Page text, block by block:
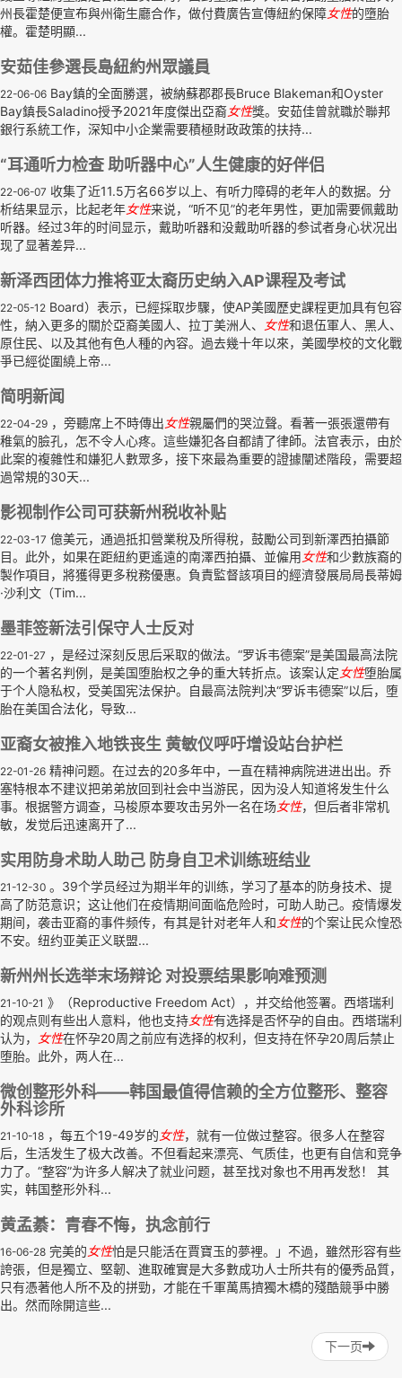
州長霍楚便宣布與州衛生廳合作，做付費廣告宣傳紐約保障女性的墮胎
權。霍楚明顯...
安茹佳參選長島紐約州眾議員
22-06-06 Bay鎮的全面勝選，被納蘇郡郡長Bruce Blakeman和Oyster
Bay鎮長Saladino授予2021年度傑出亞裔女性獎。安茹佳曾就職於聯邦
銀行系統工作，深知中小企業需要積極財政政策的扶持...
“耳通听力检查 助听器中心”人生健康的好伴侣
22-06-07 收集了近11.5万名66岁以上、有听力障碍的老年人的数据。分
析结果显示，比起老年女性来说，“听不见”的老年男性，更加需要佩戴助
听器。经过3年的时间显示，戴助听器和没戴助听器的参试者身心状况出
现了显著差异...
新泽西团体力推将亚太裔历史纳入AP课程及考试
22-05-12 Board）表示，已經採取步驟，使AP美國歷史課程更加具有包容
性，納入更多的關於亞裔美國人、拉丁美洲人、
女性和退伍軍人、黑人、
原住民、以及其他有色人種的內容。過去幾十年以來，美國學校的文化戰
爭已經從圍繞上帝...
简明新闻
22-04-29 ，旁聽席上不時傳出女性親屬們的哭泣聲。看著一張張還帶有
稚氣的臉孔，怎不令人心疼。這些嫌犯各自都請了律師。法官表示，由於
此案的複雜性和嫌犯人數眾多，接下來最為重要的證據闡述階段，需要超
過常規的30天...
影视制作公司可获新州税收补贴
22-03-17 億美元，通過抵扣營業稅及所得稅，鼓勵公司到新澤西拍攝節
目。此外，如果在距紐約更遙遠的南澤西拍攝、並僱用女性和少數族裔的
製作項目，將獲得更多稅務優惠。負責監督該項目的經濟發展局局長蒂姆
·沙利文（Tim...
墨菲签新法引保守人士反对
22-01-27 ，是经过深刻反思后采取的做法。“罗诉韦德案”是美国最高法院
的一个著名判例，是美国堕胎权之争的重大转折点。该案认定女性堕胎属
于个人隐私权，受美国宪法保护。自最高法院判决“罗诉韦德案”以后，堕
胎在美国合法化，导致...
亚裔女被推入地铁丧生 黄敏仪呼吁增设站台护栏
22-01-26 精神问题。在过去的20多年中，一直在精神病院进进出出。乔
塞特根本不建议把弟弟放回到社会中当游民，因为没人知道将发生什么
事。根据警方调查，马梭原本要攻击另外一名在场女性，但后者非常机
敏，发觉后迅速离开了...
实用防身术助人助己 防身自卫术训练班结业
21-12-30 。39个学员经过为期半年的训练，学习了基本的防身技术、提
高了防范意识；这让他们在疫情期间面临危险时，可助人助己。疫情爆发
期间，袭击亚裔的事件频传，有其是针对老年人和女性的个案让民众惶恐
不安。纽约亚美正义联盟...
新州州长选举末场辩论 对投票结果影响难预测
21-10-21 》（Reproductive Freedom Act），并交给他签署。西塔瑞利
的观点则有些出人意料，他也支持女性有选择是否怀孕的自由。西塔瑞利
认为，
女性在怀孕20周之前应有选择的权利，但支持在怀孕20周后禁止
堕胎。此外，两人在...
微创整形外科——韩国最值得信赖的全方位整形、整容
外科诊所
21-10-18 ，每五个19-49岁的女性，就有一位做过整容。很多人在整容
后，生活发生了极大改善。不但看起来漂亮、气质佳，也更有自信和竞争
力了。“整容”为许多人解决了就业问题，甚至找对象也不用再发愁！ 其
实，韩国整形外科...
黄孟綦：青春不悔，执念前行
16-06-28 完美的女性怕是只能活在賈寶玉的夢裡。」不過，雖然形容有些
誇張，但是獨立、堅韌、進取確實是大多數成功人士所共有的優秀品質，
只有憑著他人所不及的拼勁，才能在千軍萬馬擠獨木橋的殘酷競爭中勝
出。然而除開這些...
下一页